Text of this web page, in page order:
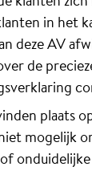
in het
deze AV
de
plaats
mogelijk